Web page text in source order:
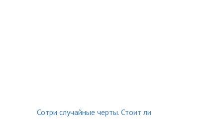
Сотри случайные черты. Стоит ли